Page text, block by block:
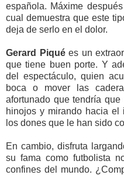
española. Máxime
cual demuestra que este
deja de serlo en el dolor.
Gerard Piquées un
que tiene buen porte. Y
del espectáculo, quien
boca o mover las
afortunado que tendría
hinojos y mirando hacia
los dones que le han sido
En cambio, disfruta
su fama como futbolista
confines del mundo.